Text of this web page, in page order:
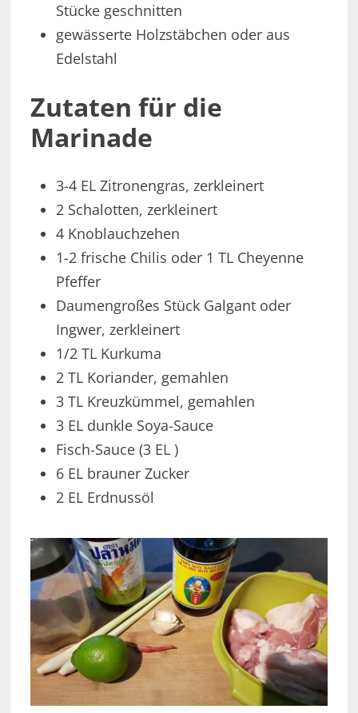
Stücke geschnitten
gewässerte Holzstäbchen oder aus
Edelstahl
Zutaten für die
Marinade
3-4 EL Zitronengras, zerkleinert
2 Schalotten, zerkleinert
4 Knoblauchzehen
1-2 frische Chilis oder 1 TL Cheyenne
Pfeffer
Daumengroßes Stück Galgant oder
Ingwer, zerkleinert
1/2 TL Kurkuma
2 TL Koriander, gemahlen
3 TL Kreuzkümmel, gemahlen
3 EL dunkle Soya-Sauce
Fisch-Sauce (3 EL )
6 EL brauner Zucker
2 EL Erdnussöl